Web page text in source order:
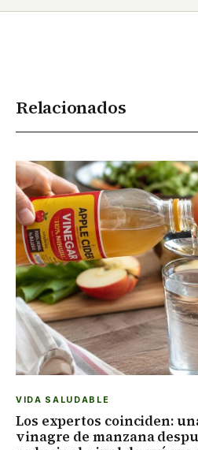
Relacionados
VIDA SALUDABLE
Los expertos coinciden:
vinagre de manzana